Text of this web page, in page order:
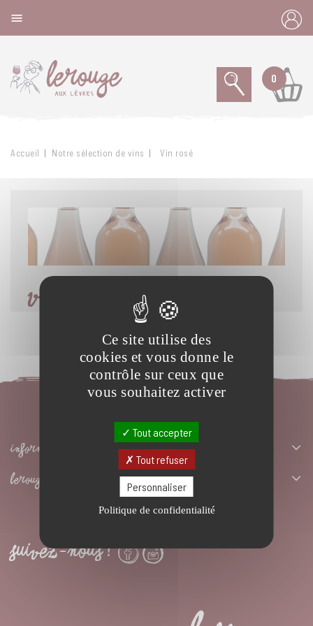

0
Accueil Notre sélection de vins Vin rosé
VIN ROSÉ
INFORMATIONS
LEROUGE AUX LÈVRES
Réservez une table
SUIVEZ-NOUS !
Ce site utilise des
cookies et vous donne le
contrôle sur ceux que
vous souhaitez activer
Tout accepter
Tout refuser
Personnaliser
Politique de confidentialité